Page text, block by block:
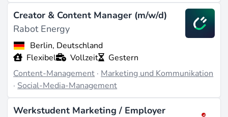
Creator & Content Manager (m/w/d)
Rabot Energy
Berlin, Deutschland
Flexibel
Vollzeit
Gestern
Content-Management · Marketing und Kommunikation
· Social-Media-Management
Werkstudent Marketing / Employer